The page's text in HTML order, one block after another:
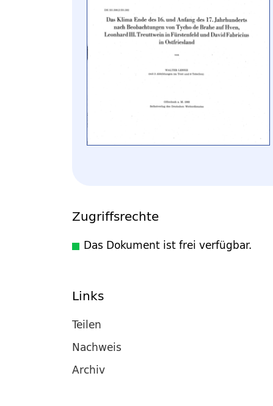
Zugriffsrechte
Das Dokument ist frei verfügbar.
Links
Teilen
Nachweis
Archiv